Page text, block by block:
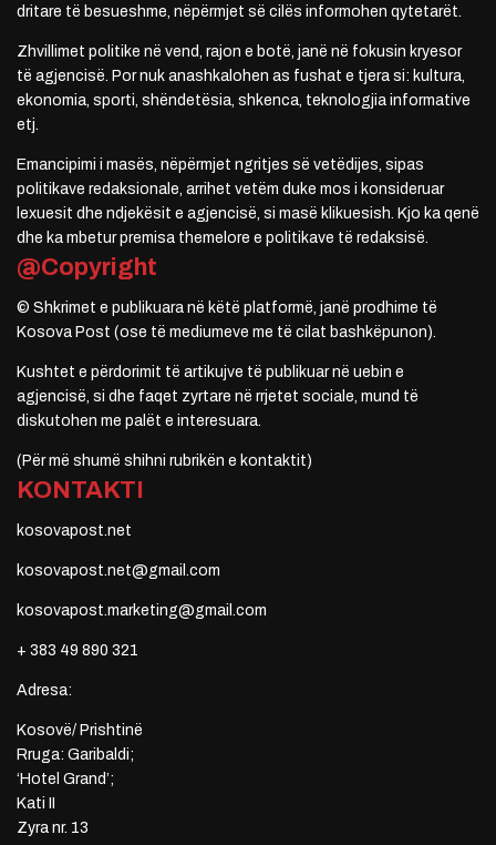
dritare të besueshme, nëpërmjet së cilës informohen qytetarët.
Zhvillimet politike në vend, rajon e botë, janë në fokusin kryesor
të agjencisë. Por nuk anashkalohen as fushat e tjera si: kultura,
ekonomia, sporti, shëndetësia, shkenca, teknologjia informative
etj.
Emancipimi i masës, nëpërmjet ngritjes së vetëdijes, sipas
politikave redaksionale, arrihet vetëm duke mos i konsideruar
lexuesit dhe ndjekësit e agjencisë, si masë klikuesish. Kjo ka qenë
dhe ka mbetur premisa themelore e politikave të redaksisë.
@Copyright
© Shkrimet e publikuara në këtë platformë, janë prodhime të
Kosova Post (ose të mediumeve me të cilat bashkëpunon).
Kushtet e përdorimit të artikujve të publikuar në uebin e
agjencisë, si dhe faqet zyrtare në rrjetet sociale, mund të
diskutohen me palët e interesuara.
(Për më shumë shihni rubrikën e kontaktit)
KONTAKTI
kosovapost.net
kosovapost.net@gmail.com
kosovapost.marketing@gmail.com
+ 383 49 890 321
Adresa:
Kosovë/ Prishtinë
Rruga: Garibaldi;
‘Hotel Grand’;
Kati II
Zyra nr. 13